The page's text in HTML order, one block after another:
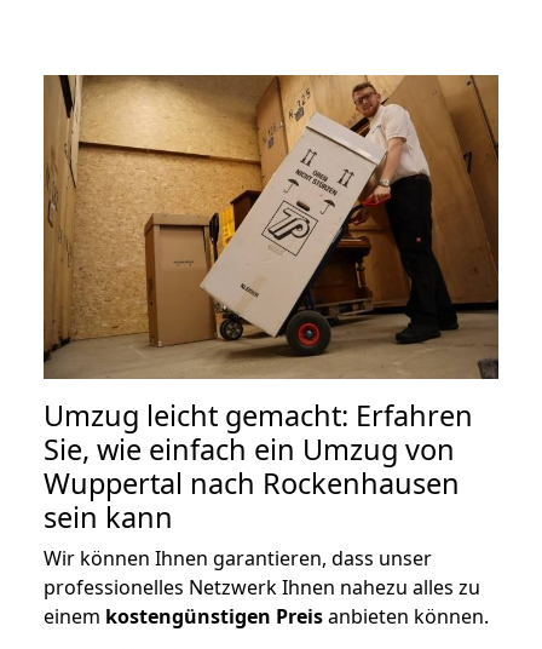
Umzug leicht gemacht: Erfahren
Sie, wie einfach ein Umzug von
Wuppertal nach Rockenhausen
sein kann
Wir können Ihnen garantieren, dass unser
professionelles Netzwerk Ihnen nahezu alles zu
einem kostengünstigen Preisanbieten können.